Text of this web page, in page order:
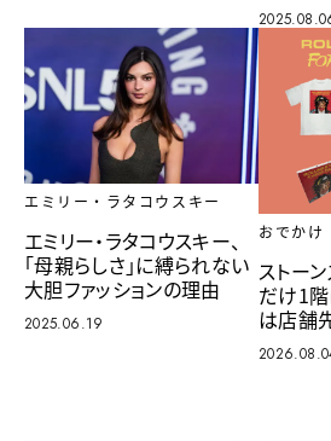
エミリー・ラタコウスキー
エミリー・ラタコウスキー、
「母親らしさ」に縛られない
大胆ファッションの理由
2025.06.19
おでかけ
ストー
だけ1階
は店舗